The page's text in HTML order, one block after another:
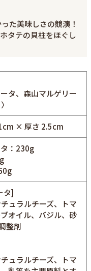
た美味しさの競演！
タテの貝柱をほぐし
タ、森山マルゲリー
× 厚さ 2.5cm
：230g
タ]
ュラルチーズ、トマ
オイル、バジル、砂
整剤
ュラルチーズ、トマ